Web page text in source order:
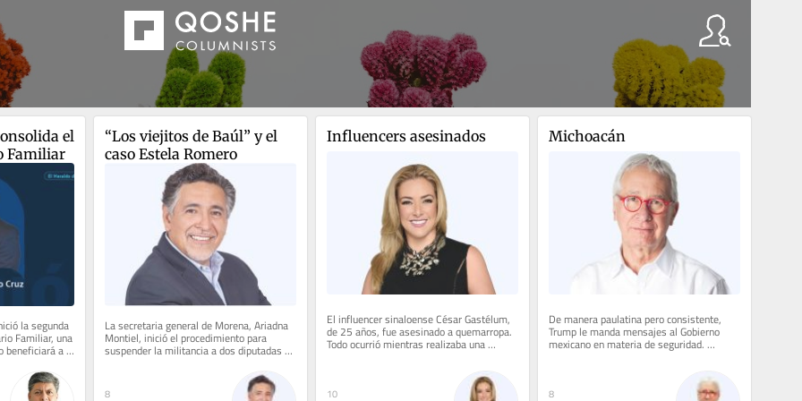
el
Familiar
la segunda
Familiar, una
beneficiará a
“Los viejitos de Baúl” y el
caso Estela Romero
La secretaria general de Morena, Ariadna
Montiel, inició el procedimiento para
suspender la militancia a dos diputadas
poblanas que gustan de hacerse...
8
Influencers asesinados
El influencer sinaloense César Gastélum,
de 25 años, fue asesinado a quemarropa.
Todo ocurrió mientras realizaba una
10
Michoacán
De manera paulatina pero consistente,
Trump le manda mensajes al Gobierno
mexicano en materia de seguridad.
Pareciera que algunos estados del país...
8